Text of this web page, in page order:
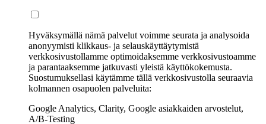
Hyväksymällä nämä palvelut voimme seurata ja analysoida
anonyymisti klikkaus- ja selauskäyttäytymistä
verkkosivustollamme optimoidaksemme verkkosivustoamme
ja parantaaksemme jatkuvasti yleistä käyttökokemusta.
Suostumuksellasi käytämme tällä verkkosivustolla seuraavia
kolmannen osapuolen palveluita:
Google Analytics, Clarity, Google asiakkaiden arvostelut,
A/B-Testing